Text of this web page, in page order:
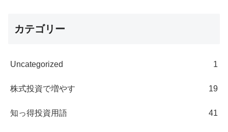
カテゴリー
Uncategorized 1
株式投資で増やす 19
知っ得投資用語 41